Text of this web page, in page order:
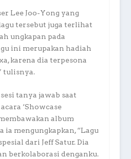
Lee Joo-Yong yang
tersebut juga terlihat
ungkapan pada
ini merupakan hadiah
karena dia terpesona
tulisnya.
sesi tanya jawab saat
‘Showcase
album
ia mengungkapkan, “Lagu
dari Jeff Satur. Dia
berkolaborasi denganku.